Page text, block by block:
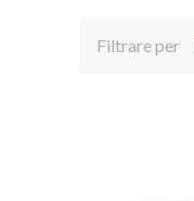
Filtrare per